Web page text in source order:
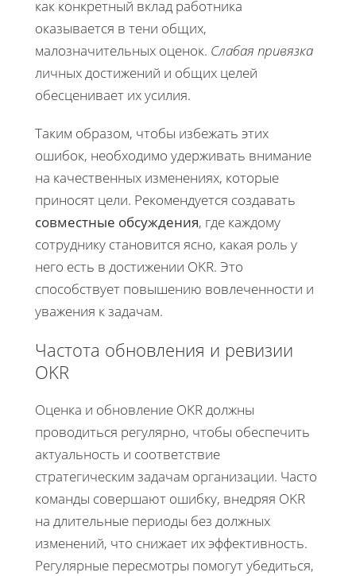
как конкретный вклад работника
оказывается в тени общих,
малозначительных оценок. Слабая привязка
личных достижений и общих целей
обесценивает их усилия.
Таким образом, чтобы избежать этих
ошибок, необходимо удерживать внимание
на качественных изменениях, которые
приносят цели. Рекомендуется создавать
совместные обсуждения, где каждому
сотруднику становится ясно, какая роль у
него есть в достижении OKR. Это
способствует повышению вовлеченности и
уважения к задачам.
Частота обновления и ревизии
OKR
Оценка и обновление OKR должны
проводиться регулярно, чтобы обеспечить
актуальность и соответствие
стратегическим задачам организации. Часто
команды совершают ошибку, внедряя OKR
на длительные периоды без должных
изменений, что снижает их эффективность.
Регулярные пересмотры помогут убедиться,